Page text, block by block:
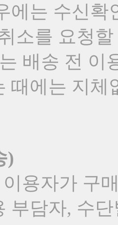
에는 수신
소를 요청
배송 전 이
때에는 지
)
용자가 구
부담자, 수